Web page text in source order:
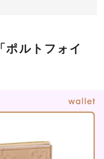
ププログラム
ポルトフォイ